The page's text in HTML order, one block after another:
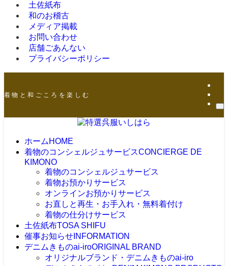
土佐紙布
和のお稽古
メディア掲載
お問い合わせ
店舗ごあんない
プライバシーポリシー
着 物 と 和 ご こ ろ を 楽 し む
ホーム HOME
着物のコンシェルジュサービスCONCIERGE DE
KIMONO
着物のコンシェルジュサービス
着物お預かりサービス
オンラインお預かりサービス
お直しと再生・お手入れ・無料着付け
着物の仕分けサービス
土佐紙布TOSA SHIFU
催事お知らせ INFORMATION
デニムきものai-iroORIGINAL BRAND
オリジナルブランド・デニムきものai-iro